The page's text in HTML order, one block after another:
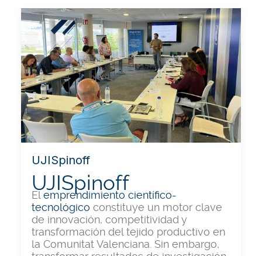
UJISpinoff
UJISpinoff
Elemprendimiento científico-
tecnológico constituye un motor clave
de innovación, competitividad y
transformación del tejido productivo en
la Comunitat Valenciana. Sin embargo,